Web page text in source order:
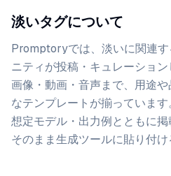
淡いタグについて
Promptoryでは、 淡いに関連
ニティが投稿・キュレーション
画像・動画・音声まで、用途
なテンプレートが揃っていま
想定モデル・出力例とともに
そのまま生成ツールに貼り付け